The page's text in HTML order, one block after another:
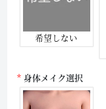
希望しない
身体メイク選択